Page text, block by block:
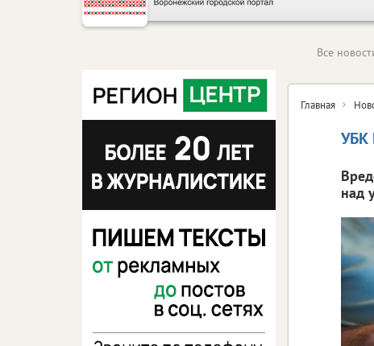
Все
Главная
УБК
над